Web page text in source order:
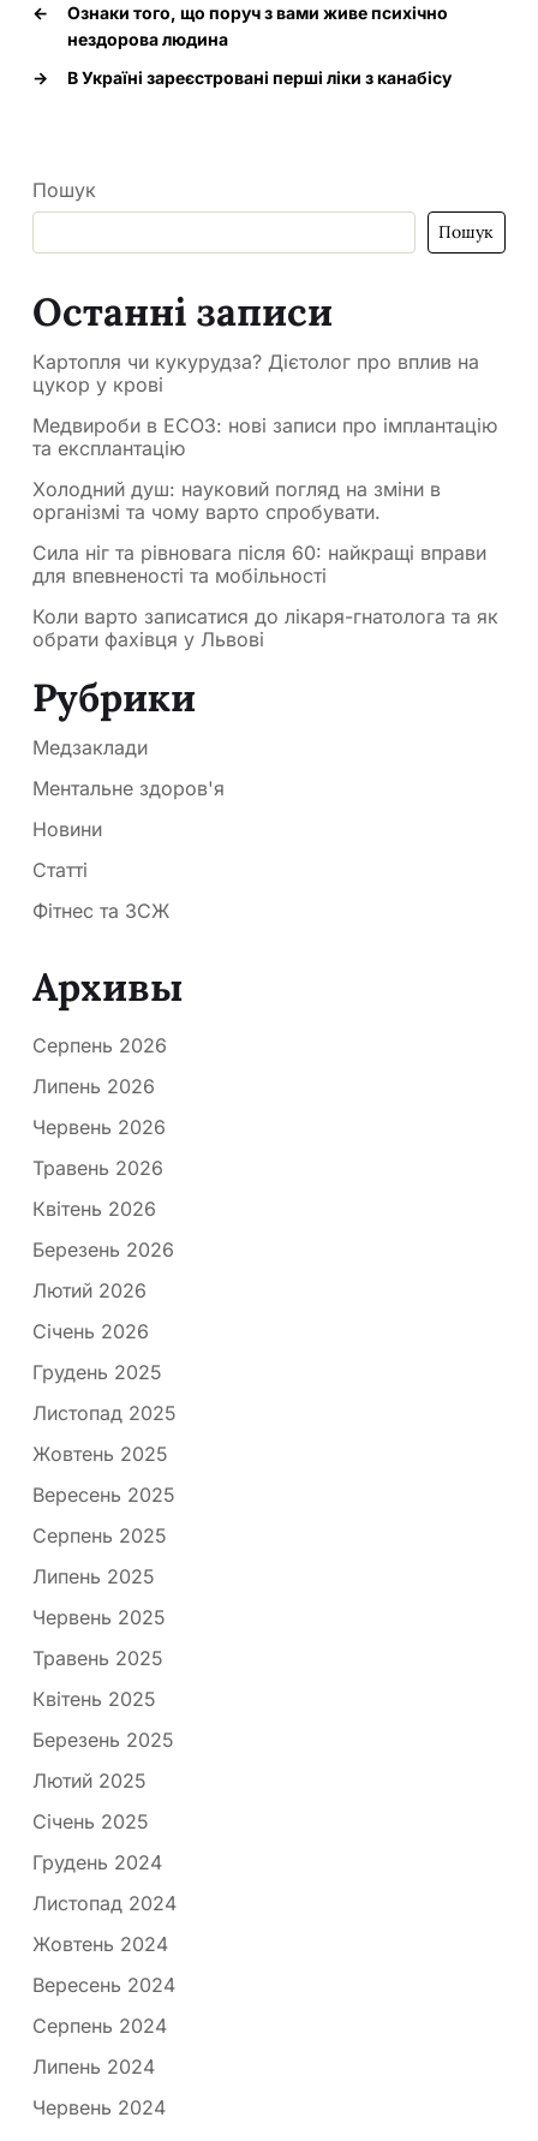
←
Ознаки того, що поруч з вами живе психічно
нездорова людина
→
В Україні зареєстровані перші ліки з канабісу
Пошук
Пошук
Останні записи
Картопля чи кукурудза? Дієтолог про вплив на
цукор у крові
Медвироби в ЕСОЗ: нові записи про імплантацію
та експлантацію
Холодний душ: науковий погляд на зміни в
організмі та чому варто спробувати.
Сила ніг та рівновага після 60: найкращі вправи
для впевненості та мобільності
Коли варто записатися до лікаря-гнатолога та як
обрати фахівця у Львові
Рубрики
Медзаклади
Ментальне здоров'я
Новини
Статті
Фітнес та ЗСЖ
Архивы
Серпень 2026
Липень 2026
Червень 2026
Травень 2026
Квітень 2026
Березень 2026
Лютий 2026
Січень 2026
Грудень 2025
Листопад 2025
Жовтень 2025
Вересень 2025
Серпень 2025
Липень 2025
Червень 2025
Травень 2025
Квітень 2025
Березень 2025
Лютий 2025
Січень 2025
Грудень 2024
Листопад 2024
Жовтень 2024
Вересень 2024
Серпень 2024
Липень 2024
Червень 2024